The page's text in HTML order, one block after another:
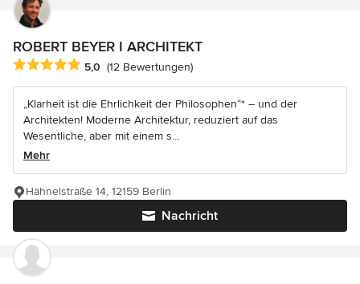
ROBERT BEYER I ARCHITEKT
Durchschnittliche Bewertung: 5 von 5 Sternen
5,0 (12 Bewertungen)
„Klarheit ist die Ehrlichkeit der Philosophen“* – und der
Architekten! Moderne Architektur, reduziert auf das
Wesentliche, aber mit einem s...
Mehr
Nachricht
Hähnelstraße 14, 12159 Berlin